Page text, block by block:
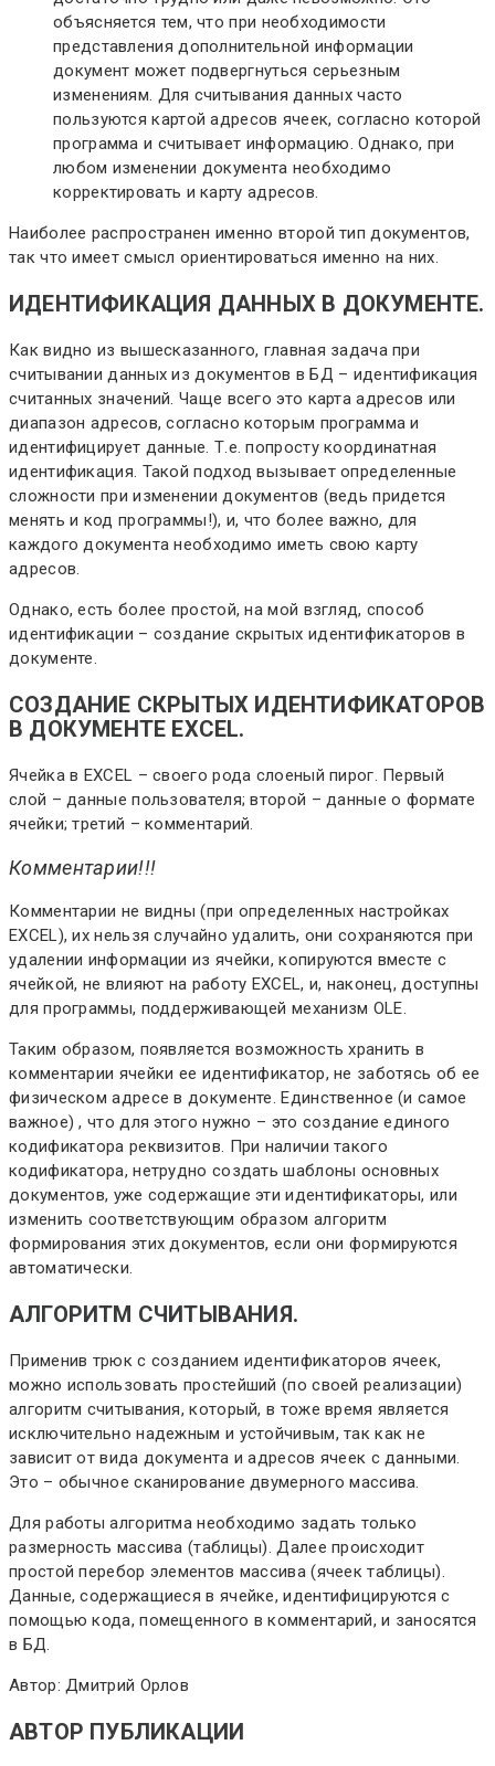
объясняется тем, что при необходимости
представления дополнительной информации
документ может подвергнуться серьезным
изменениям. Для считывания данных часто
пользуются картой адресов ячеек, согласно которой
программа и считывает информацию. Однако, при
любом изменении документа необходимо
корректировать и карту адресов.
Наиболее распространен именно второй тип документов,
так что имеет смысл ориентироваться именно на них.
ИДЕНТИФИКАЦИЯ ДАННЫХ В ДОКУМЕНТЕ.
Как видно из вышесказанного, главная задача при
считывании данных из документов в БД – идентификация
считанных значений. Чаще всего это карта адресов или
диапазон адресов, согласно которым программа и
идентифицирует данные. Т.е. попросту координатная
идентификация. Такой подход вызывает определенные
сложности при изменении документов (ведь придется
менять и код программы!), и, что более важно, для
каждого документа необходимо иметь свою карту
адресов.
Однако, есть более простой, на мой взгляд, способ
идентификации – создание скрытых идентификаторов в
документе.
СОЗДАНИЕ СКРЫТЫХ ИДЕНТИФИКАТОРОВ
В ДОКУМЕНТЕ EXCEL.
Ячейка в EXCEL – своего рода слоеный пирог. Первый
слой – данные пользователя; второй – данные о формате
ячейки; третий – комментарий.
Комментарии!!!
Комментарии не видны (при определенных настройках
EXCEL), их нельзя случайно удалить, они сохраняются при
удалении информации из ячейки, копируются вместе с
ячейкой, не влияют на работу EXCEL, и, наконец, доступны
для программы, поддерживающей механизм OLE.
Таким образом, появляется возможность хранить в
комментарии ячейки ее идентификатор, не заботясь об ее
физическом адресе в документе. Единственное (и самое
важное) , что для этого нужно – это создание единого
кодификатора реквизитов. При наличии такого
кодификатора, нетрудно создать шаблоны основных
документов, уже содержащие эти идентификаторы, или
изменить соответствующим образом алгоритм
формирования этих документов, если они формируются
автоматически.
АЛГОРИТМ СЧИТЫВАНИЯ.
Применив трюк с созданием идентификаторов ячеек,
можно использовать простейший (по своей реализации)
алгоритм считывания, который, в тоже время является
исключительно надежным и устойчивым, так как не
зависит от вида документа и адресов ячеек с данными.
Это – обычное сканирование двумерного массива.
Для работы алгоритма необходимо задать только
размерность массива (таблицы). Далее происходит
простой перебор элементов массива (ячеек таблицы).
Данные, содержащиеся в ячейке, идентифицируются с
помощью кода, помещенного в комментарий, и заносятся
в БД.
Автор: Дмитрий Орлов
АВТОР ПУБЛИКАЦИИ